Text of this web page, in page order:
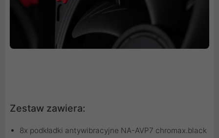
Zestaw zawiera:
8x podkładki antywibracyjne NA-AVP7 chromax.black